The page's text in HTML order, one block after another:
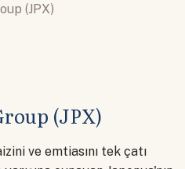
(JPX)
(JPX)
ve emtiasını tek çatı